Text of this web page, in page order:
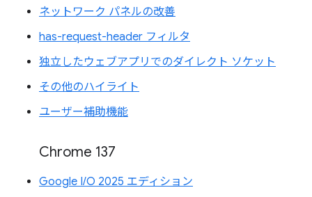
ネットワーク パネルの改善
has-request-header フィルタ
独立したウェブアプリでのダイレクト ソケット
その他のハイライト
ユーザー補助機能
Chrome 137
Google I/O 2025 エディション